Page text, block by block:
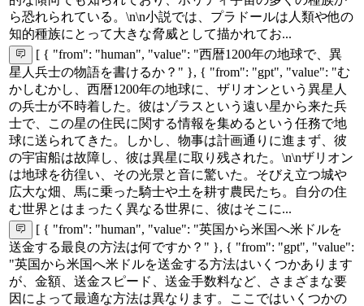
ら恐れられている。\n\n小説では、プラドールは人類や他の
知的種族にとって大きな脅威として描かれてお...
[ { "from": "human", "value": "西暦1200年の地球で、異
星人兵士の物語を書けるか？" }, { "from": "gpt", "value": "む
かしむかし、西暦1200年の地球に、ザリオンという異星人
の兵士が不時着した。彼はゾラスという遠い星から来た兵
士で、この星の住民に関する情報を集めるという任務で地
球に送られてきた。しかし、物事は計画通りに進まず、彼
の宇宙船は故障し、彼は異星に取り残された。\n\nザリオン
は地球を彷徨い、その光景と音に驚いた。そびえ立つ城や
広大な畑、馬に乗った騎士や土を耕す農民たち。自分の住
む世界とはまったく異なる世界に、彼はそこに...
[ { "from": "human", "value": "英国から米国へ米ドルを
送金する最良の方法は何ですか？" }, { "from": "gpt", "value":
"英国から米国へ米ドルを送金する方法はいくつかあります
が、金額、送金スピード、送金手数料など、さまざまな要
因によって最適な方法は異なります。ここではいくつかの